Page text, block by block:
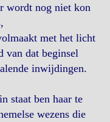
wordt nog niet kon
met het licht
dat beginsel
inwijdingen.
staat ben haar te
wezens die